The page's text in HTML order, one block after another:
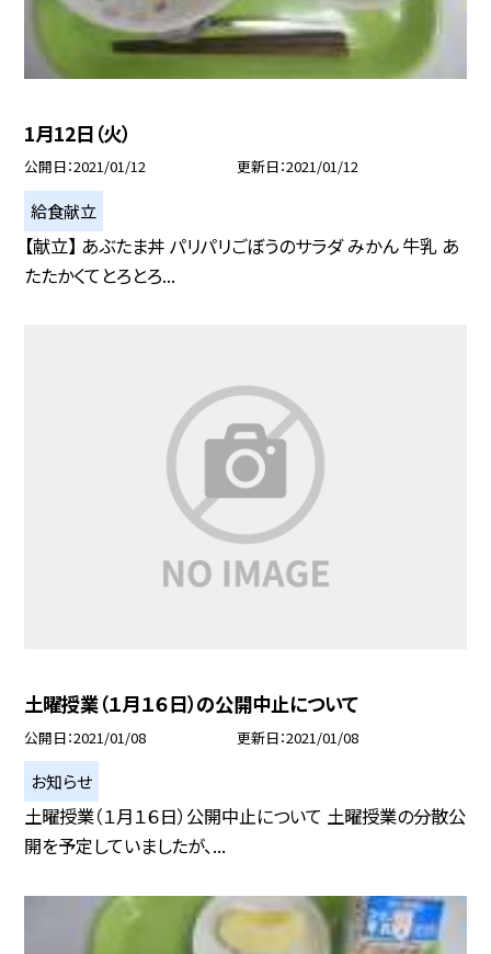
1月12日（火）
公開日 2021/01/12 更新日 2021/01/12
給食献立
【献立】 あぶたま丼 パリパリごぼうのサラダ みかん 牛乳 あ
たたかくてとろとろ...
土曜授業（１月１６日）の公開中止について
公開日 2021/01/08 更新日 2021/01/08
お知らせ
土曜授業（１月１６日）公開中止について 土曜授業の分散公
開を予定していましたが、...